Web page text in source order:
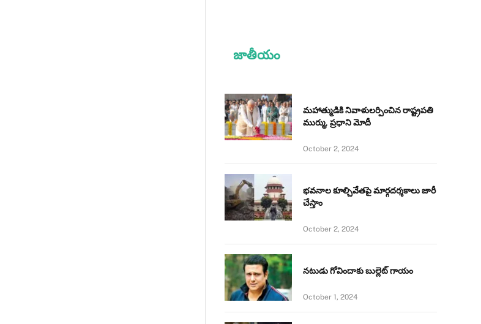
జాతీయం
మహాత్ముడికి నివాళులర్పించిన రాష్ట్రపతి
ముర్ము, ప్రధాని మోదీ
October 2, 2024
భవనాల కూల్చివేతపై మార్గదర్శకాలు జారీ
చేస్తాం
October 2, 2024
నటుడు గోవిందాకు బుల్లెట్ గాయం
October 1, 2024